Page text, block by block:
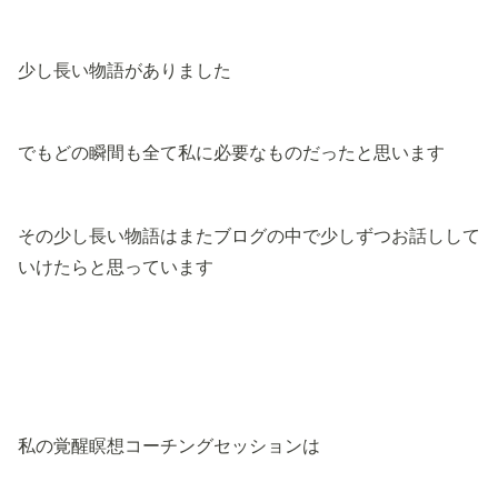
少し長い物語がありました
でもどの瞬間も全て私に必要なものだったと思います
その少し長い物語はまたブログの中で少しずつお話しして
いけたらと思っています
私の覚醒瞑想コーチングセッションは